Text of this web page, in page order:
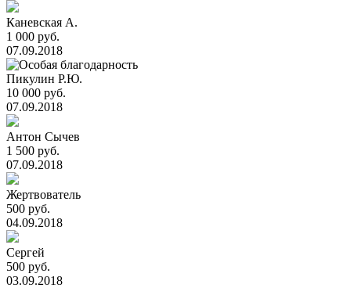
Каневская А.
1 000 руб.
07.09.2018
Пикулин Р.Ю.
10 000 руб.
07.09.2018
Антон Сычев
1 500 руб.
07.09.2018
Жертвователь
500 руб.
04.09.2018
Сергей
500 руб.
03.09.2018